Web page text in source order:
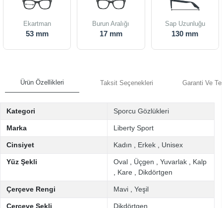
Ekartman
53 mm
Burun Aralığı
17 mm
Sap Uzunluğu
130 mm
Ürün Özellikleri Taksit Seçenekleri Garanti Ve
Kategori Sporcu Gözlükleri
Marka Liberty Sport
Cinsiyet Kadın Erkek Unisex
Yüz Şekli Oval Üçgen Yuvarlak
Kalp
Kare Dikdörtgen
Çerçeve Rengi Mavi Yeşil
Çerçeve Şekli Dikdörtgen